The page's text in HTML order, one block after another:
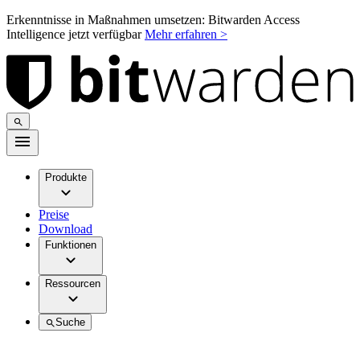
Erkenntnisse in Maßnahmen umsetzen: Bitwarden Access
Intelligence jetzt verfügbarMehr erfahren >
Produkte
Preise
Download
Funktionen
Ressourcen
Suche